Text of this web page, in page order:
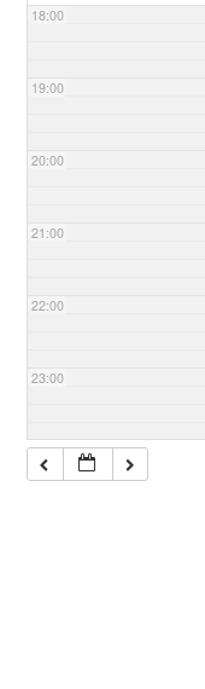
18:00
19:00
20:00
21:00
22:00
23:00